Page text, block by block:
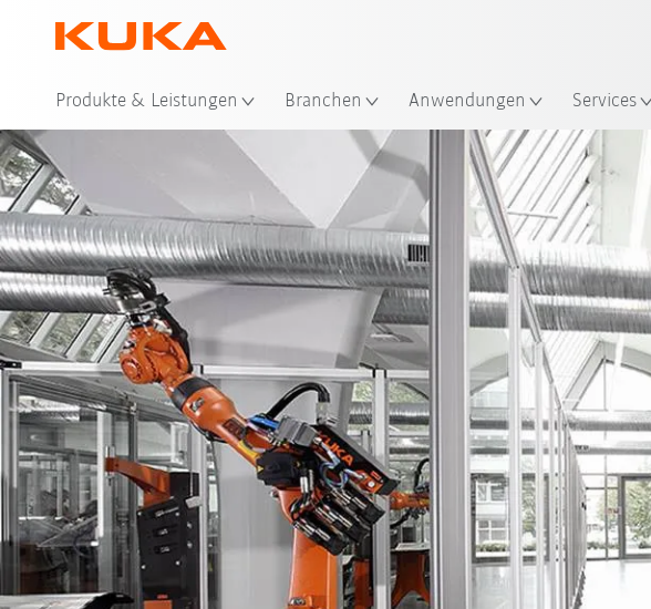
Produkte & Leistungen Branchen Anwendungen Services